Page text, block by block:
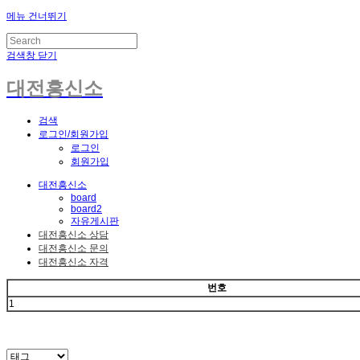
메뉴 건너뛰기
검색창 닫기
대전흥신소
검색
로그인/회원가입
로그인
회원가입
대전흥신소
board
board2
자유게시판
대전흥신소 상담
대전흥신소 문의
대전흥신소 자격
번호
1